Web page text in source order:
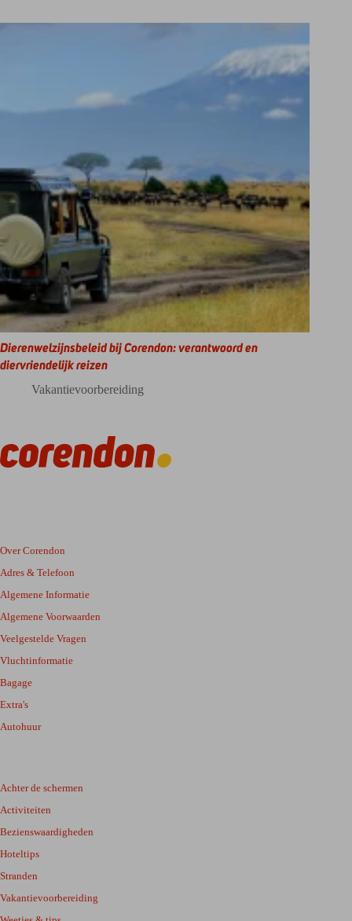
Dierenwelzijnsbeleid bij Corendon: verantwoord en
diervriendelijk reizen
Vakantievoorbereiding
Over Corendon
Adres & Telefoon
Algemene Informatie
Algemene Voorwaarden
Veelgestelde Vragen
Vluchtinformatie
Bagage
Extra's
Autohuur
Achter de schermen
Activiteiten
Bezienswaardigheden
Hoteltips
Stranden
Vakantievoorbereiding